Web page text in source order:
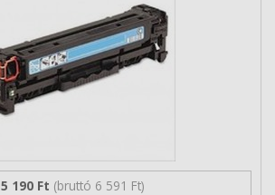
5 190 Ft (bruttó 6 591 Ft)